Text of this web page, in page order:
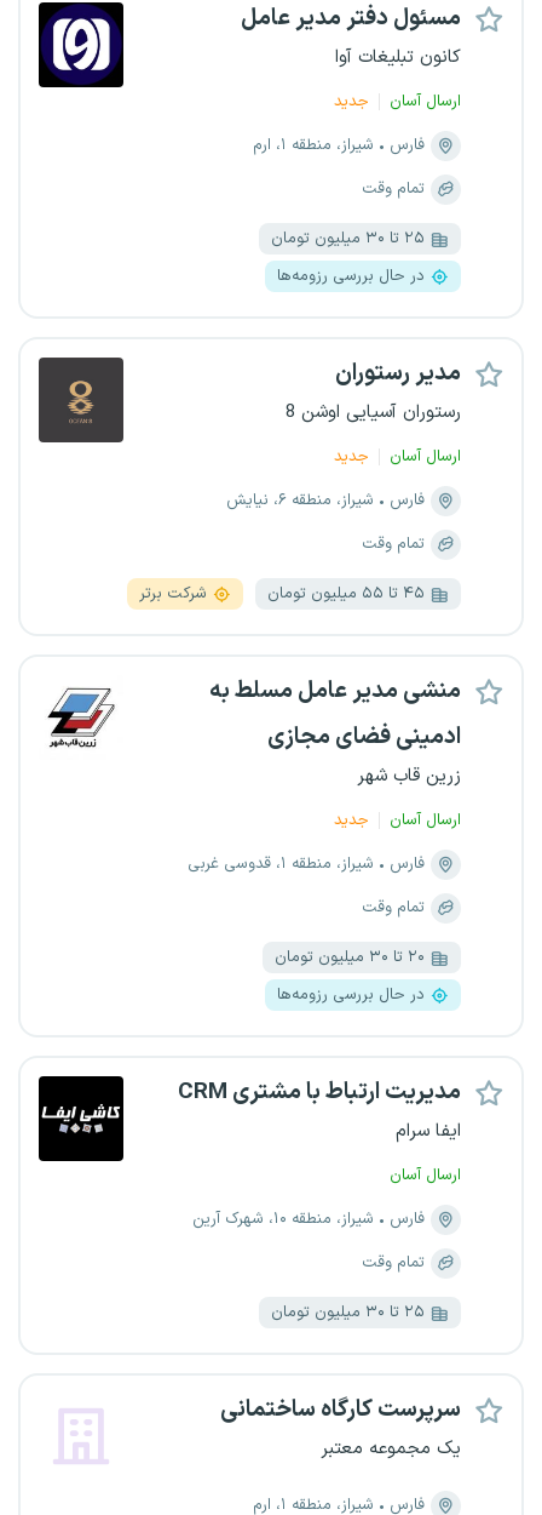
مسئول دفتر مدیر عامل
کانون تبلیغات آوا
ارسال آسان
جدید
فارس
شیراز، منطقه ۱، ارم
تمام وقت
۲۵ تا ۳۰ میلیون تومان
در حال بررسی رزومه‌ها
مدیر رستوران
رستوران آسیایی اوشن 8
ارسال آسان
جدید
فارس
شیراز، منطقه ۶، نیایش
تمام وقت
۴۵ تا ۵۵ میلیون تومان شرکت برتر
منشی مدیر عامل مسلط به
ادمینی فضای مجازی
زرین قاب شهر
ارسال آسان
جدید
فارس
شیراز، منطقه ۱، قدوسی غربی
تمام وقت
۲۰ تا ۳۰ میلیون تومان
در حال بررسی رزومه‌ها
مدیریت ارتباط با مشتری CRM
ایفا سرام
ارسال آسان
فارس
شیراز، منطقه ۱۰، شهرک آرین
تمام وقت
۲۵ تا ۳۰ میلیون تومان
سرپرست کارگاه ساختمانی
یک مجموعه معتبر
فارس شیراز، منطقه ۱، ارم